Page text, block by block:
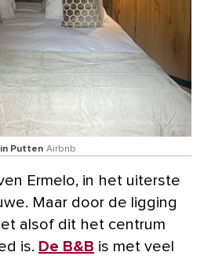
Putten Airbnb
Ermelo, in het uiterste
Maar door de ligging
alsof dit het centrum
is. De B&B is met veel